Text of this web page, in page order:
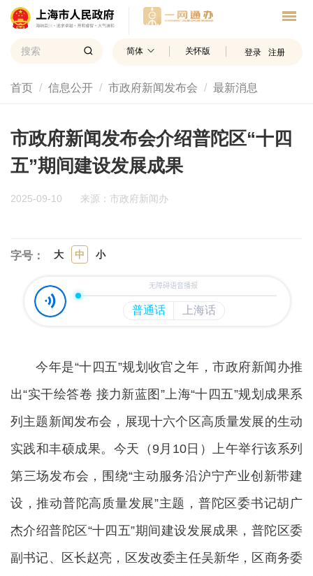
简体 关怀版 登录 注册
首页 信息公开 市政府新闻发布会 最新消息
市政府新闻发布会介绍普陀区“十四
五”期间建设发展成果
2025-09-10 来源：市政府新闻办
字号： 大 中 小
今年是“十四五”规划收官之年，市政府新闻办推
出“实干绘答卷 接力新蓝图”上海“十四五”规划成果系
列主题新闻发布会，展现十六个区高质量发展的生动
实践和丰硕成果。今天（9月10日）上午举行该系列
第三场发布会，围绕“主动服务沿沪宁产业创新带建
设，推动普陀高质量发展”主题，普陀区委书记胡广
杰介绍普陀区“十四五”期间建设发展成果，普陀区委
副书记、区长赵亮，区发改委主任吴新华，区商务委